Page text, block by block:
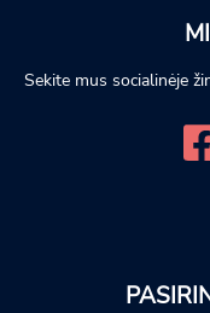
Sekite mus socialinėje